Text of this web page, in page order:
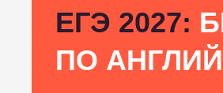
ЕГЭ 2027:
ПО